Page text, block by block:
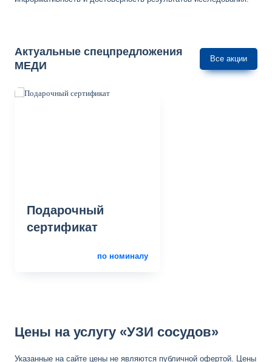
Актуальные спецпредложения
МЕДИ
Все акции
Подарочный
сертификат
по номиналу
Цены на услугу «УЗИ сосудов»
Указанные на сайте цены не являются публичной офертой. Цены